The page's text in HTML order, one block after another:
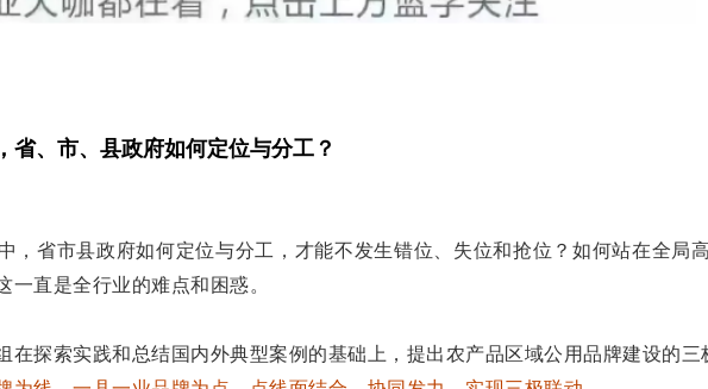
省、市、县政府如何定位与分工？
，省市县政府如何定位与分工，才能不发生错位、失位和抢位？如何站在全局
直是全行业的难点和困惑。
探索实践和总结国内外典型案例的基础上，提出农产品区域公用品牌建设的三